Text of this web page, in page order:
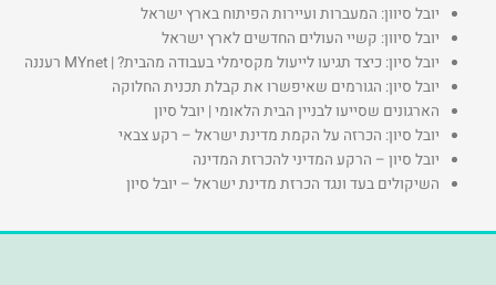
יובל סיוון: המעברות ועיירות הפיתוח בארץ ישראל
יובל סיוון: קשיי העולים החדשים לארץ ישראל
יובל סיון: כיצד תגיעו לייעול מקסימלי בעבודה מהבית? | MYnet רעננה
יובל סיון: הגורמים שאיפשרו את קבלת תכנית החלוקה
הארגונים שסייעו לבניין הבית הלאומי | יובל סיון
יובל סיון: הכרזה על הקמת מדינת ישראל – רקע צבאי
יובל סיון – הרקע המדיני להכרזת המדינה
השיקולים בעד ונגד הכרזת מדינת ישראל – יובל סיון